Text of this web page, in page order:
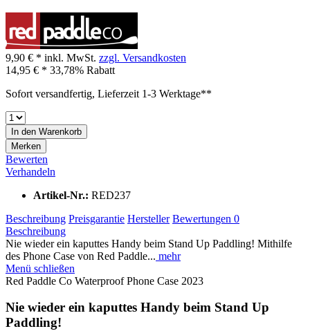
9,90 € * inkl. MwSt. zzgl. Versandkosten
14,95 € * 33,78% Rabatt
Sofort versandfertig, Lieferzeit 1-3 Werktage**
In den Warenkorb
Merken
Bewerten
Verhandeln
Artikel-Nr.: RED237
Beschreibung Preisgarantie Hersteller Bewertungen 0
Beschreibung
Nie wieder ein kaputtes Handy beim Stand Up Paddling! Mithilfe
des Phone Case von Red Paddle... mehr
Menü schließen
Red Paddle Co Waterproof Phone Case 2023
Nie wieder ein kaputtes Handy beim Stand Up
Paddling!